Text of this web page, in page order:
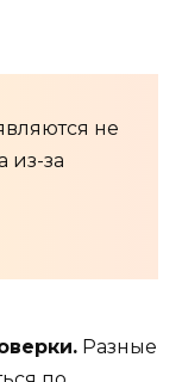
не
из-за
Разные